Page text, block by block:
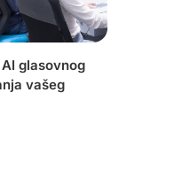
glasovnog
vašeg